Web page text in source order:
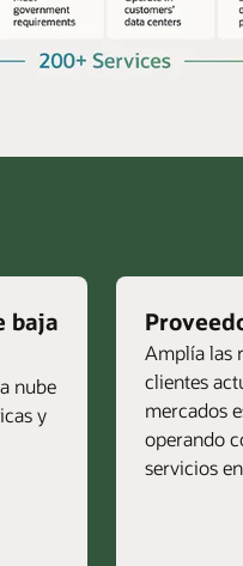
baja
nube
y
Amplía las
clientes
mercados
operando
servicios